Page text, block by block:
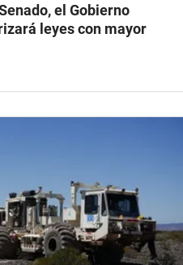
el Gobierno
leyes con mayor